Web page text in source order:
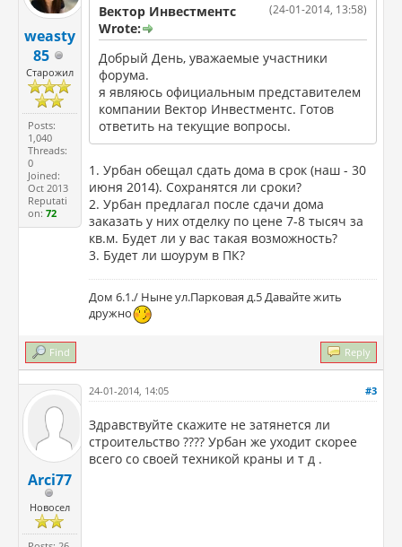
weasty
85
Старожил
Posts:
1,040
Threads:
0
Joined:
Oct 2013
Reputati
on:72
(24-01-2014, 13:58)
Вектор Инвестментс
Wrote:
Добрый День, уважаемые участники
форума.
я являюсь официальным представителем
компании Вектор Инвестментс. Готов
ответить на текущие вопросы.
1. Урбан обещал сдать дома в срок (наш - 30
июня 2014). Сохранятся ли сроки?
2. Урбан предлагал после сдачи дома
заказать у них отделку по цене 7-8 тысяч за
кв.м. Будет ли у вас такая возможность?
3. Будет ли шоурум в ПК?
Дом 6.1./ Ныне ул.Парковая д.5 Давайте жить
дружно
Find Reply
Arci77
Новосел
#3
24-01-2014, 14:05
Здравствуйте скажите не затянется ли
строительство ???? Урбан же уходит скорее
всего со своей техникой краны и т д .